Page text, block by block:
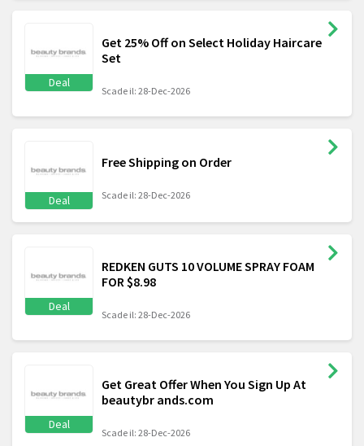
Deal
Get 25% Off on Select Holiday Haircare
Set
Scade il: 28-Dec-2026
Deal
Free Shipping on Order
Scade il: 28-Dec-2026
Deal
REDKEN GUTS 10 VOLUME SPRAY FOAM
FOR $8.98
Scade il: 28-Dec-2026
Deal
Get Great Offer When You Sign Up At
beautybr ands.com
Scade il: 28-Dec-2026